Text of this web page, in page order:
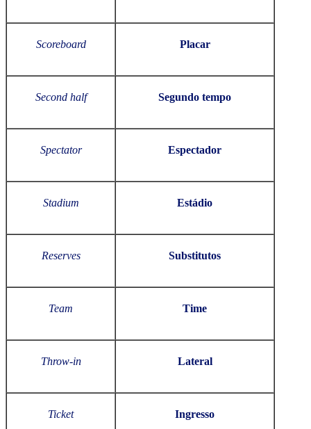
Scoreboard Placar
Second half Segundo tempo
Spectator Espectador
Stadium Estádio
Reserves Substitutos
Team Time
Throw-in Lateral
Ticket Ingresso